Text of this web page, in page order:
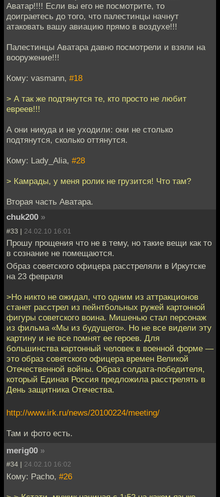
Аватар!!!! Если вы его не посмотрите, то
доиграетесь до того, что палестинцы начнут
атаковать вашу авиацию прямо в воздухе!!!
Палестинцы Аватара давно посмотрели и взяли на
вооружение!!!
Кому: vasmann, #18
> А так же подтянутся те, кто просто не любит
евреев!!!
А они никуда и не уходили: они не столько
подтянутся, сколько оттянутся.
Кому: Lady_Alia, #28
> Камрады, у меня ролик не грузится! Что там?
Вторая часть Аватара.
chuk200 »
#33 | 24.02.10 16:01
Прошу прощения что не в тему, но такие вещи как то
в сознание не помещаются.
Образ советского офицера расстреляли в Иркутске
на 23 февраля
>Но никто не ожидал, что одним из аттракционов
станет расстрел из пейнтбольных ружей картонной
фигуры советского воина. Мишенью стал персонаж
из фильма «Мы из будущего». Но не все видели эту
картину и не все помнят ее героев. Для
большинства картонный человек в военной форме —
это образ советского офицера времен Великой
Отечественной войны. Образ солдата-победителя,
который Единая Россия предложила расстрелять в
День защитника Отечества.
http://www.irk.ru/news/20100224/meeting/
Там и фото есть.
merig00 »
#34 | 24.02.10 16:02
Кому: Pacho, #26